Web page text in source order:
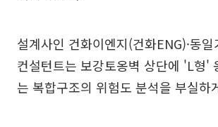
설계사인 건화이엔지(건화ENG)·동일
컨설턴트는 보강토옹벽 상단에 'L형'
는 복합구조의 위험도 분석을 부실하